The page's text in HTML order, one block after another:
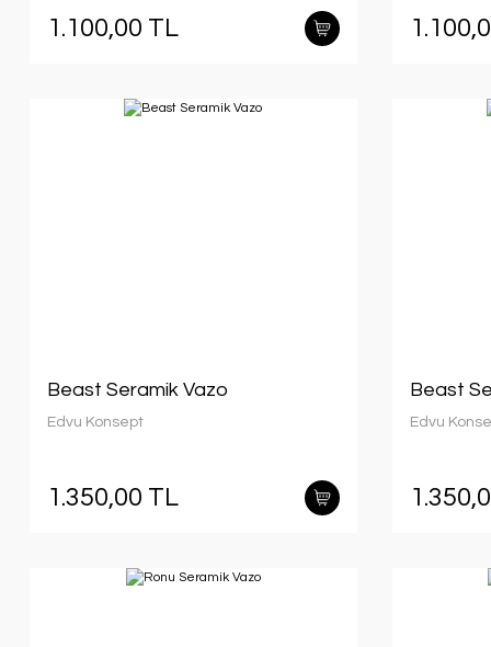
1.100,00 TL
Beast Seramik Vazo
Edvu Konsept
1.350,00 TL
Beast
Edvu